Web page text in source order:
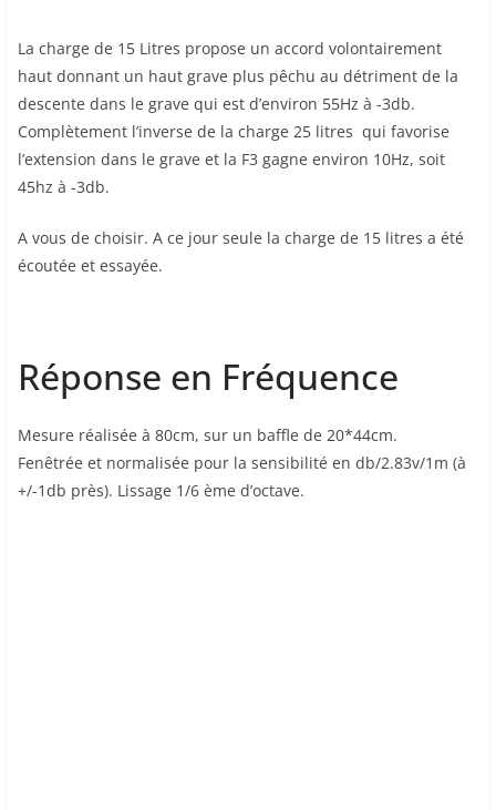
La charge de 15 Litres propose un accord volontairement
haut donnant un haut grave plus pêchu au détriment de la
descente dans le grave qui est d’environ 55Hz à -3db.
Complètement l’inverse de la charge 25 litres qui favorise
l’extension dans le grave et la F3 gagne environ 10Hz, soit
45hz à -3db.
A vous de choisir. A ce jour seule la charge de 15 litres a été
écoutée et essayée.
Réponse en Fréquence
Mesure réalisée à 80cm, sur un baffle de 20*44cm.
Fenêtrée et normalisée pour la sensibilité en db/2.83v/1m (à
+/-1db près). Lissage 1/6 ème d’octave.